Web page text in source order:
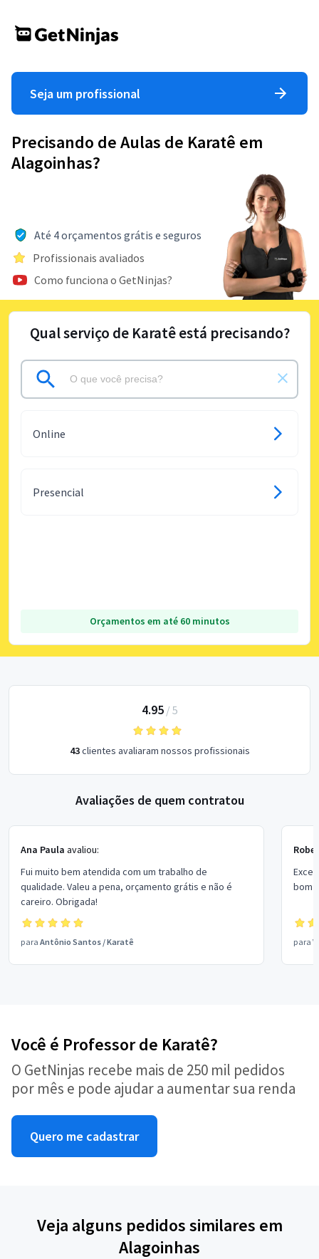
Seja um profissional
Precisando de Aulas de Karatê em
Alagoinhas?
Até 4 orçamentos grátis e seguros
Profissionais avaliados
Como funciona o GetNinjas?
Qual serviço de Karatê está precisando?
Online
Presencial
Orçamentos em até 60 minutos
4.95/ 5
43clientes avaliaram nossos profissionais
Avaliações de quem contratou
Ana Paula avaliou:
Fui muito bem atendida com um trabalho de
qualidade. Valeu a pena, orçamento grátis e não é
careiro. Obrigada!
para Antônio Santos /Karatê
bom
para
Você é Professor de Karatê?
O GetNinjas recebe mais de 250 mil pedidos
por mês e pode ajudar a aumentar sua renda
Quero me cadastrar
Veja alguns pedidos similares em
Alagoinhas